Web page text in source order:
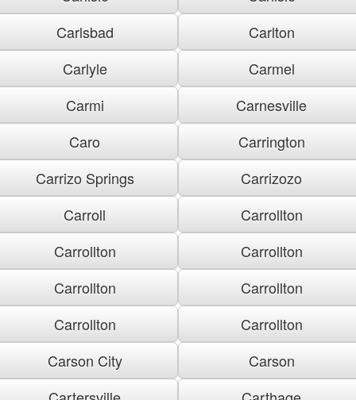
Carlsbad
Carlton
Carlyle
Carmel
Carmi
Carnesville
Caro
Carrington
Carrizo Springs
Carrizozo
Carroll
Carrollton
Carrollton
Carrollton
Carrollton
Carrollton
Carrollton
Carrollton
Carson City
Carson